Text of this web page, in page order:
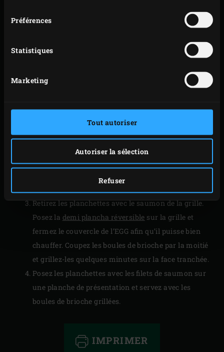
Préférences
Statistiques
Marketing
Tout autoriser
Autoriser la sélection
Refuser
inoxydable
posés à l’intérieur. Râpez le fenouil avec
très fines. Hachez finement l’estragon et mélangez-
saumure et sortez les
planchettes en bois pour
de l’eau. Séchez les filets de saumon en les
filet côté peau sur une planchette.
Répartissez le mélange de fenouil sur les filets de
saumon et posez les planchettes sur la grille.
Fermez le couvercle de l’EGG et laissez les filets
Retirez les planchettes avec le saumon de la grille.
Posez la demi plancha réversible sur la grille et
fermez le couvercle de l’EGG afin qu’il puisse bien
chauffer. Coupez les boules de brioche par la moitié
et grillez-les quelques minutes sur la face tranchée.
Posez les planchettes avec les filets de saumon sur
une planche de présentation et servez avec les
boules de brioche grillées.
IMPRIMER